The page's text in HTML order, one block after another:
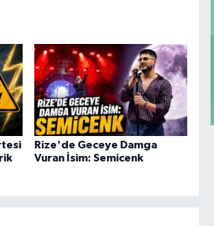
Rize'de Geceye Damga
Vuran İsim: Semicenk